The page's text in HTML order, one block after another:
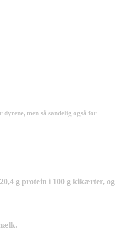
men så sandelig også for
g protein i 100 g kikærter, og